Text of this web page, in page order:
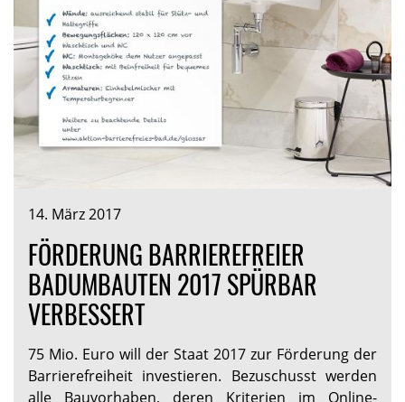
14. März 2017
FÖRDERUNG BARRIEREFREIER
BADUMBAUTEN 2017 SPÜRBAR
VERBESSERT
75 Mio. Euro will der Staat 2017 zur Förderung der
Barrierefreiheit investieren. Bezuschusst werden
alle Bauvorhaben, deren Kriterien im Online-